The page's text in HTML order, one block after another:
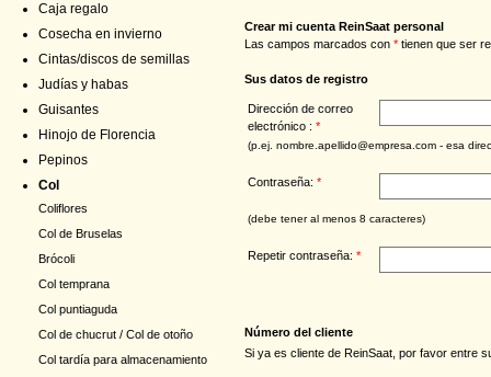
Caja regalo
Cosecha en invierno
Cintas/discos de semillas
Judías y habas
Guisantes
Hinojo de Florencia
Pepinos
Col
Coliflores
Col de Bruselas
Brócoli
Col temprana
Col puntiaguda
Col de chucrut / Col de otoño
Col tardía para almacenamiento
Crear mi cuenta ReinSaat personal
Las campos marcados con * tienen que ser
Sus datos de registro
Dirección de correo
electrónico : *
(p.ej. nombre.apellido@empresa.com - esa
Contraseña: *
(debe tener al menos 8 caracteres)
Repetir contraseña: *
Número del cliente
Si ya es cliente de ReinSaat, por favor entre